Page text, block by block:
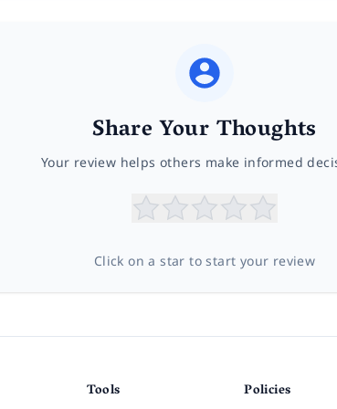
Share Your Thoughts
Your review helps others make informed
Click on a star to start your review
Tools Policies